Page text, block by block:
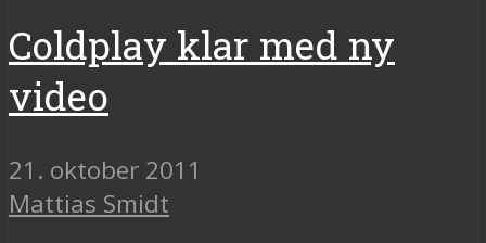
Coldplay klar med ny
video
21. oktober 2011
Mattias Smidt